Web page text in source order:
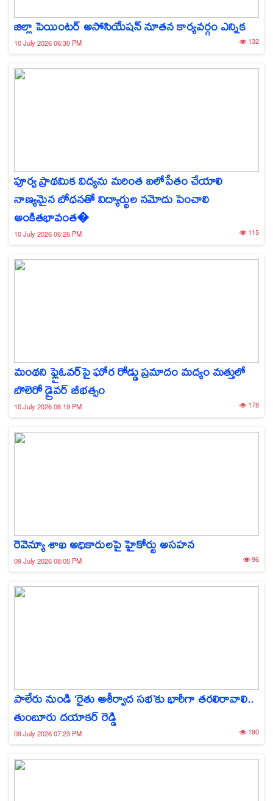
జిల్లా పెయింటర్ అసోసియేషన్ నూతన కార్యవర్గం ఎన్నిక
10 July 2026 06:30 PM 132
పూర్వ ప్రాథమిక విద్యను మరింత బలోపేతం చేయాలి
నాణ్యమైన బోధనతో విద్యార్థుల నమోదు పెంచాలి
అంకితభావంత�
10 July 2026 06:26 PM 115
మంథని ఫ్లైఓవర్‌పై ఘోర రోడ్డు ప్రమాదం మద్యం మత్తులో
బొలెరో డ్రైవర్ బీభత్సం
10 July 2026 06:19 PM 178
రెవెన్యూ శాఖ అధికారులపై హైకోర్టు అసహన
09 July 2026 08:05 PM 96
పాలేరు నుండి ‘రైతు ఆశీర్వాద సభ’కు భారీగా తరలిరావాలి..
తుంబూరు దయాకర్ రెడ్డి
09 July 2026 07:23 PM 190